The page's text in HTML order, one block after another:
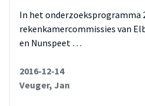
In het onderzoeksprogramma
rekenkamercommissies van
en Nunspeet …
2016-12-14
Veuger, Jan